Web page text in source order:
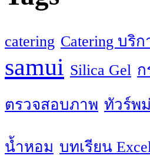
catering Catering บริ
samui Silica Gel ก
ตรวจสอบภาพ ทัวร์พ
น้ำหอม บทเรียน